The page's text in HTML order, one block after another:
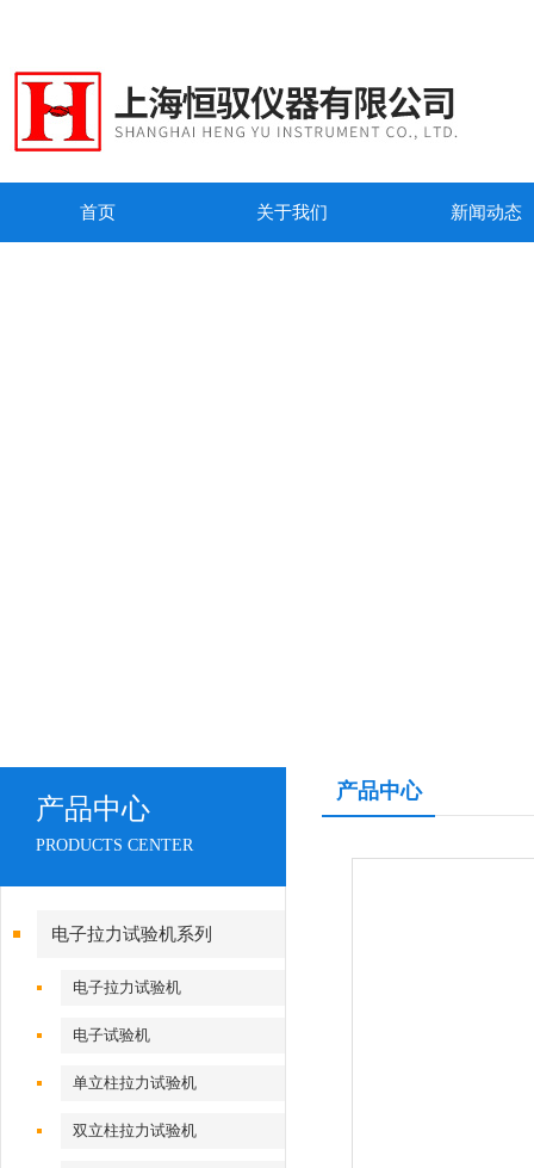
首页 关于我们 新闻动态
产品中心
PRODUCTS CENTER
电子拉力试验机系列
电子拉力试验机
电子试验机
单立柱拉力试验机
双立柱拉力试验机
产品中心